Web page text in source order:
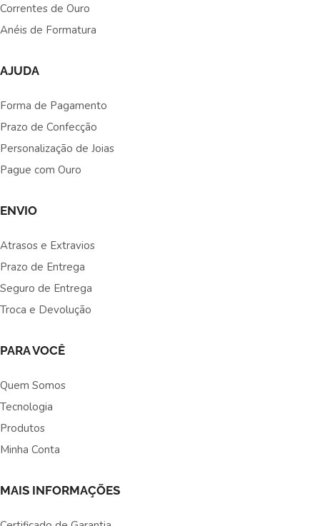
Correntes de Ouro
Anéis de Formatura
AJUDA
Forma de Pagamento
Prazo de Confecção
Personalização de Joias
Pague com Ouro
ENVIO
Atrasos e Extravios
Prazo de Entrega
Seguro de Entrega
Troca e Devolução
PARA VOCÊ
Quem Somos
Tecnologia
Produtos
Minha Conta
MAIS INFORMAÇÕES